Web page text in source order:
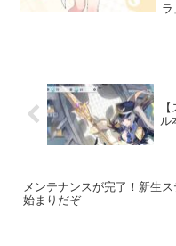
ラ
ル
メンテナンスが完了！新生
始まりだぞ